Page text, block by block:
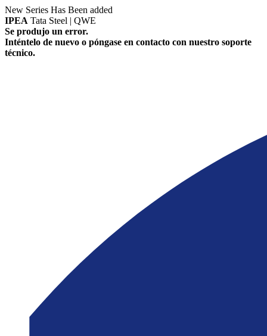
New Series Has Been added
IPEA Tata Steel | QWE
Se produjo un error.
Inténtelo de nuevo o póngase en contacto con nuestro soporte
técnico.